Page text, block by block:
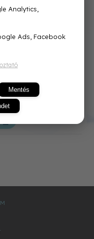
Analytics,
Ads, Facebook
Mentés